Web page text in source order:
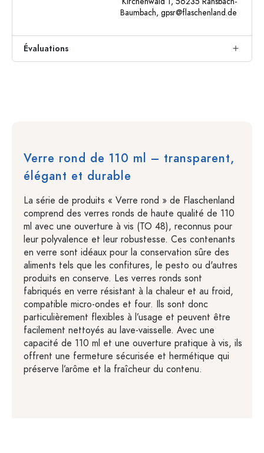
Baumbach, gpsr@flaschenland.de
Évaluations
Verre rond de 110 ml – transparent,
élégant et durable
La série de produits « Verre rond » de Flaschenland
comprend des verres ronds de haute qualité de 110
ml avec une ouverture à vis (TO 48), reconnus pour
leur polyvalence et leur robustesse. Ces contenants
en verre sont idéaux pour la conservation sûre des
aliments tels que les confitures, le pesto ou d'autres
produits en conserve. Les verres ronds sont
fabriqués en verre résistant à la chaleur et au froid,
compatible micro-ondes et four. Ils sont donc
particulièrement flexibles à l’usage et peuvent être
facilement nettoyés au lave-vaisselle. Avec une
capacité de 110 ml et une ouverture pratique à vis, ils
offrent une fermeture sécurisée et hermétique qui
préserve l’arôme et la fraîcheur du contenu.